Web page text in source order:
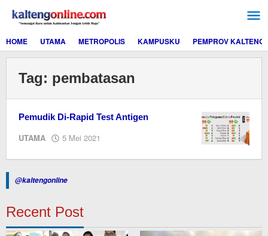
konten
HOME
UTAMA METROPOLIS KAMPUSKU PEMPROV KALTENG
Tag: pembatasan
Pemudik Di-Rapid Test Antigen
UTAMA 5 Mei 2021
kaltengonline.com
@kaltengonline
Recent Post